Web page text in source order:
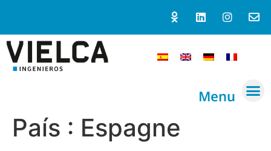
Menu
País : Espagne